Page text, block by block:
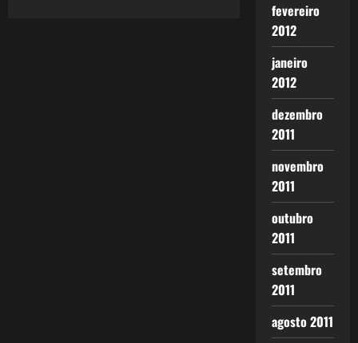
fevereiro
2012
janeiro
2012
dezembro
2011
novembro
2011
outubro
2011
setembro
2011
agosto 2011